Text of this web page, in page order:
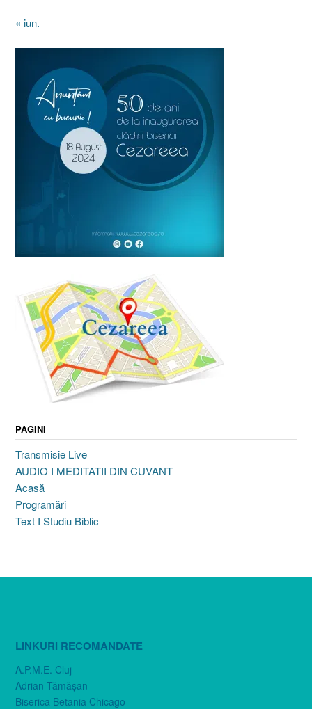
« iun.
PAGINI
Transmisie Live
AUDIO I MEDITATII DIN CUVANT
Acasă
Programări
Text I Studiu Biblic
LINKURI RECOMANDATE
A.P.M.E. Cluj
Adrian Tămăşan
Biserica Betania Chicago